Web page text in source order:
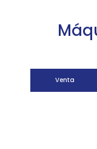
Venta